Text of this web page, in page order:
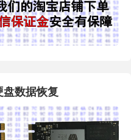
数据恢复